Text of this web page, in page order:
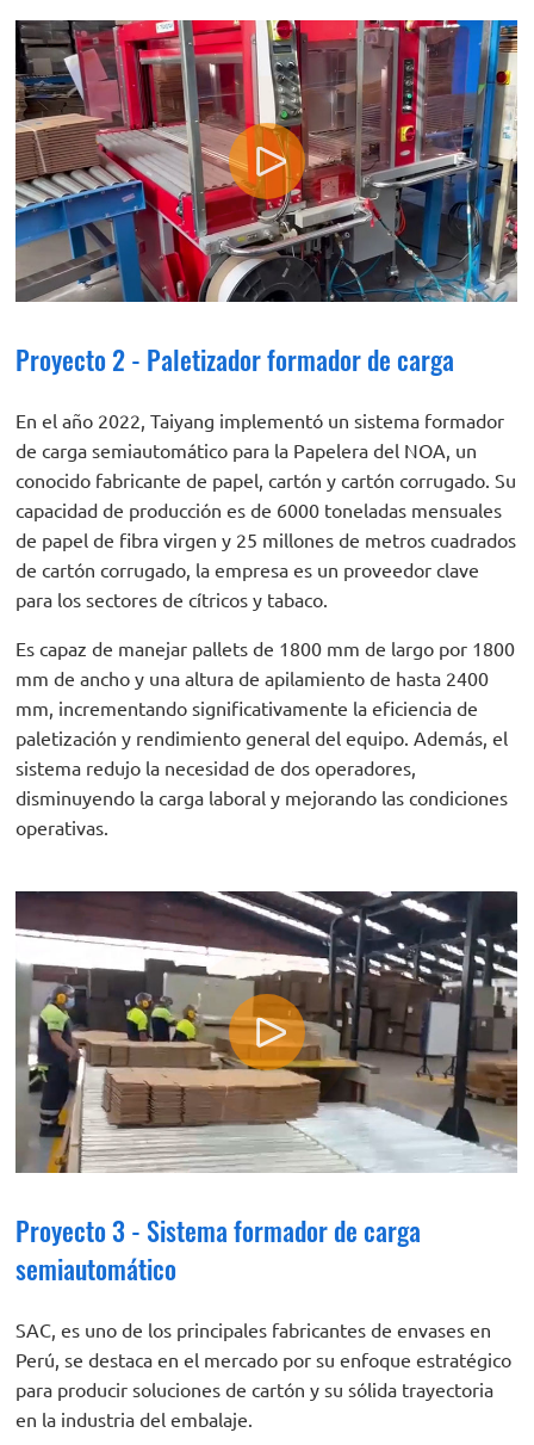
Proyecto 2 - Paletizador formador de carga
En el año 2022, Taiyang implementó un sistema formador
de carga semiautomático para la Papelera del NOA, un
conocido fabricante de papel, cartón y cartón corrugado. Su
capacidad de producción es de 6000 toneladas mensuales
de papel de fibra virgen y 25 millones de metros cuadrados
de cartón corrugado, la empresa es un proveedor clave
para los sectores de cítricos y tabaco.
Es capaz de manejar pallets de 1800 mm de largo por 1800
mm de ancho y una altura de apilamiento de hasta 2400
mm, incrementando significativamente la eficiencia de
paletización y rendimiento general del equipo. Además, el
sistema redujo la necesidad de dos operadores,
disminuyendo la carga laboral y mejorando las condiciones
operativas.
Proyecto 3 - Sistema formador de carga
semiautomático
SAC, es uno de los principales fabricantes de envases en
Perú, se destaca en el mercado por su enfoque estratégico
para producir soluciones de cartón y su sólida trayectoria
en la industria del embalaje.